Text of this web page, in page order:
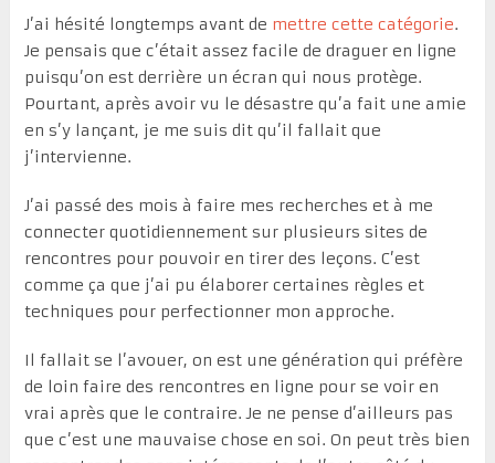
J’ai hésité longtemps avant de mettre cette catégorie.
Je pensais que c’était assez facile de draguer en ligne
puisqu’on est derrière un écran qui nous protège.
Pourtant, après avoir vu le désastre qu’a fait une amie
en s’y lançant, je me suis dit qu’il fallait que
j’intervienne.
J’ai passé des mois à faire mes recherches et à me
connecter quotidiennement sur plusieurs sites de
rencontres pour pouvoir en tirer des leçons. C’est
comme ça que j’ai pu élaborer certaines règles et
techniques pour perfectionner mon approche.
Il fallait se l’avouer, on est une génération qui préfère
de loin faire des rencontres en ligne pour se voir en
vrai après que le contraire. Je ne pense d’ailleurs pas
que c’est une mauvaise chose en soi. On peut très bien